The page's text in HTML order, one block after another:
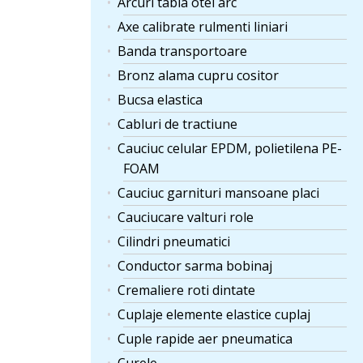
Axe calibrate rulmenti liniari
Banda transportoare
Bronz alama cupru cositor
Bucsa elastica
Cabluri de tractiune
Cauciuc celular EPDM, polietilena PE-
FOAM
Cauciuc garnituri mansoane placi
Cauciucare valturi role
Cilindri pneumatici
Conductor sarma bobinaj
Cremaliere roti dintate
Cuplaje elemente elastice cuplaj
Cuple rapide aer pneumatica